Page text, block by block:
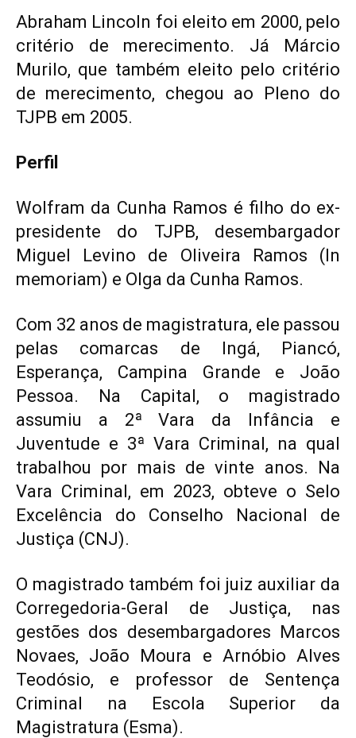
Abraham Lincoln foi eleito em 2000, pelo
critério de merecimento. Já Márcio
Murilo, que também eleito pelo critério
de merecimento, chegou ao Pleno do
TJPB em 2005.
Perfil
Wolfram da Cunha Ramos é filho do ex-
presidente do TJPB, desembargador
Miguel Levino de Oliveira Ramos (In
memoriam) e Olga da Cunha Ramos.
Com 32 anos de magistratura, ele passou
pelas comarcas de Ingá, Piancó,
Esperança, Campina Grande e João
Pessoa. Na Capital, o magistrado
assumiu a 2ª Vara da Infância e
Juventude e 3ª Vara Criminal, na qual
trabalhou por mais de vinte anos. Na
Vara Criminal, em 2023, obteve o Selo
Excelência do Conselho Nacional de
Justiça (CNJ).
O magistrado também foi juiz auxiliar da
Corregedoria-Geral de Justiça, nas
gestões dos desembargadores Marcos
Novaes, João Moura e Arnóbio Alves
Teodósio, e professor de Sentença
Criminal na Escola Superior da
Magistratura (Esma).